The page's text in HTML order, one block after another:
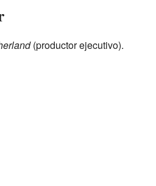
(productor ejecutivo).